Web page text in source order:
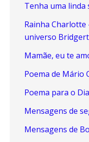
Tenha uma linda
Rainha Charlotte
universo
Mamãe, eu te
Poema de Mário
Poema para o
Mensagens de
Mensagens de